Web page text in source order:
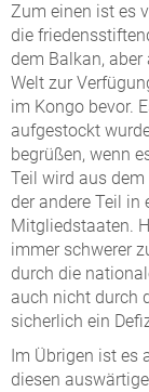
Zum einen ist es
die
dem Balkan,
Welt zur
im Kongo bevor.
aufgestockt
begrüßen, wenn
Teil wird aus
der andere Teil in
Mitgliedstaaten.
immer schwerer
durch die
auch nicht durch
sicherlich ein
Im Übrigen ist es
diesen